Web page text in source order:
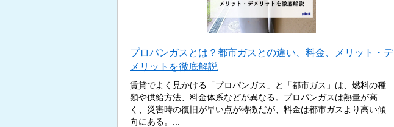
プロパンガスとは？都市ガスとの違い、料金、メリット・デ
メリットを徹底解説
賃貸でよく見かける「プロパンガス」と「都市ガス」は、燃料の種
類や供給方法、料金体系などが異なる。プロパンガスは熱量が高
く、災害時の復旧が早い点が特徴だが、料金は都市ガスより高い傾
向にある。...